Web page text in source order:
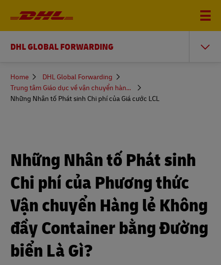
DHL GLOBAL FORWARDING
You
are
here
Home
DHL Global Forwarding
Trung tâm Giáo dục về vận chuyển hàng hóa
Những Nhân tố Phát sinh Chi phí của Giá cước LCL
Những Nhân tố Phát sinh
Chi phí của Phương thức
Vận chuyển Hàng lẻ Không
đầy Container bằng Đường
biển Là Gì?